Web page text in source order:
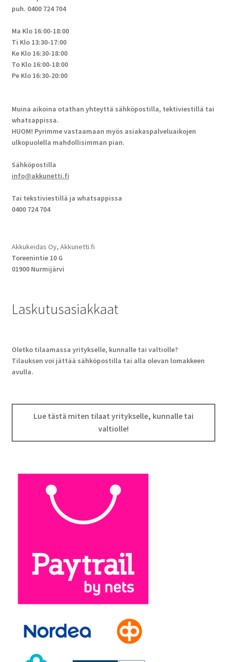
puh. 0400 724 704
Ma Klo 16:00-18:00
Ti Klo 13:30-17:00
Ke Klo 16:30-18:00
To Klo 16:00-18:00
Pe Klo 16:30-20:00
Muina aikoina otathan yhteyttä sähköpostilla, tektiviestillä tai
whatsappissa.
HUOM! Pyrimme vastaamaan myös asiakaspalveluaikojen
ulkopuolella mahdollisimman pian.
Sähköpostilla
info@akkunetti.fi
Tai tekstiviestillä ja whatsappissa
0400 724 704
Akkukeidas Oy, Akkunetti.fi
Toreenintie 10 G
01900 Nurmijärvi
Laskutusasiakkaat
Oletko tilaamassa yritykselle, kunnalle tai valtiolle?
Tilauksen voi jättää sähköpostilla tai alla olevan lomakkeen
avulla.
Lue tästä miten tilaat yritykselle, kunnalle tai
valtiolle!